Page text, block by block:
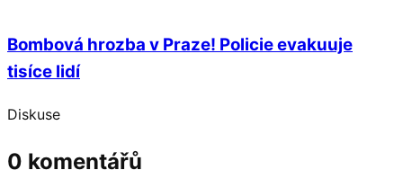
Bombová hrozba v Praze! Policie evakuuje
tisíce lidí
Diskuse
0 komentářů